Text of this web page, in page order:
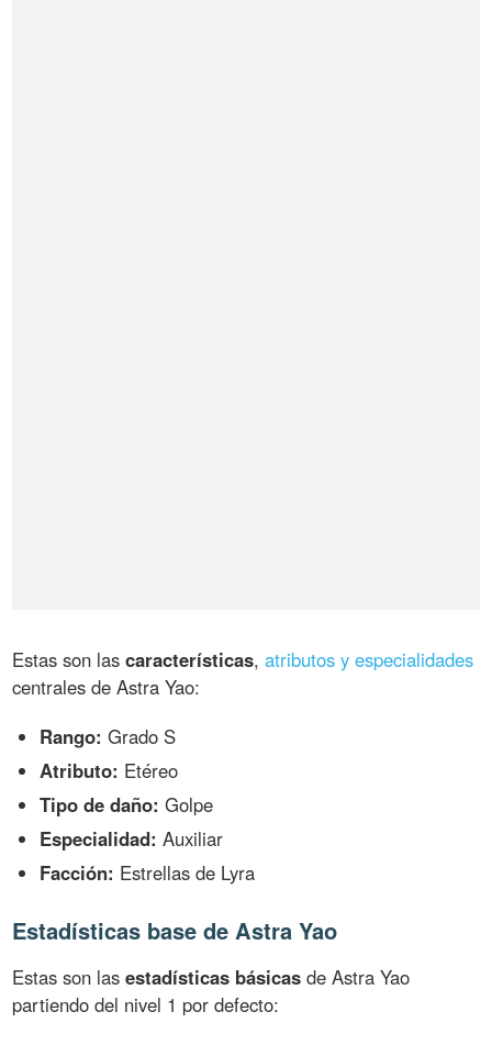
Estas son lascaracterísticas,atributos y especialidades
centrales de Astra Yao:
Rango: Grado S
Atributo: Etéreo
Tipo de daño: Golpe
Especialidad: Auxiliar
Facción: Estrellas de Lyra
Estadísticas base de Astra Yao
Estas son lasestadísticas básicas de Astra Yao
partiendo del nivel 1 por defecto: